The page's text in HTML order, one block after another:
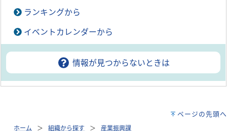
ランキングから
イベントカレンダーから
情報が見つからないときは
ページの先頭へ
ホーム 組織から探す
産業振興課